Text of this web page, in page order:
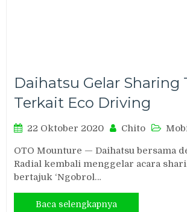
Daihatsu Gelar Sharing
Terkait Eco Driving
22 Oktober 2020 Chito
OTO Mounture — Daihatsu bersama
Radial kembali menggelar acara
bertajuk ‘Ngobrol…
Baca selengkapnya